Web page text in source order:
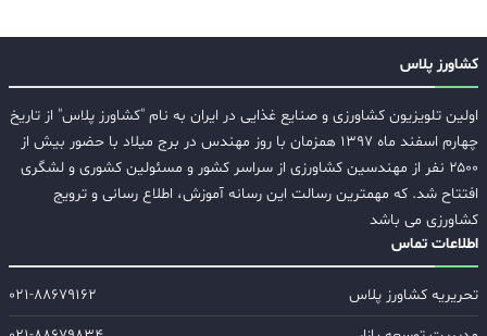
کشاورز پلاس
اولین تلویزیون کشاورزی و صنایع غذایی در ایران به نام "کشاورز پلاس" از تاریخ
چهارم اسفند ماه ۱۳۹۷ همزمان با روز مهندس در برج میلاد با حضور بیش از
۲۵۰۰ نفر از مهندسین کشاورزی از سراسر کشور و مسئولین کشوری و لشگری
افتتاح شد. که مهمترین رسالت این رسانه آموزش، اطلاع رسانی و ترویج
کشاورزی می باشد
اطلاعات تماس
تحریریه کشاورز پلاس
۰۲۱-۸۸۶۷۹۱۶۲